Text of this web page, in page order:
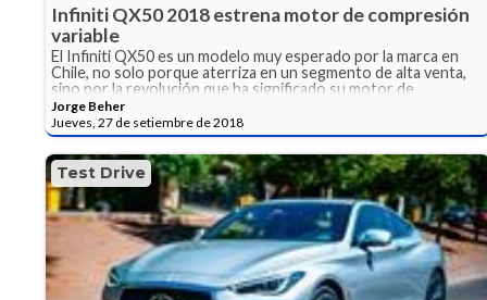
Infiniti QX50 2018 estrena motor de compresión
variable
El Infiniti QX50 es un modelo muy esperado por la marca en
Chile, no solo porque aterriza en un segmento de alta venta,
sino por la revolución que ha significado su motor de
compresión variable, único en el mercado.
Jorge Beher
Jueves, 27 de setiembre de 2018
Test Drive